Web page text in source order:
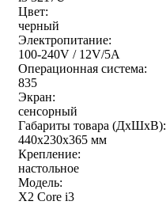
Цвет:
черный
Электропитание:
100-240V / 12V/5A
Операционная система:
835
Экран:
сенсорный
Габариты товара (ДxШxВ):
440x230x365 мм
Крепление:
настольное
Модель:
X2 Core i3